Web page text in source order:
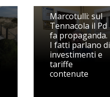
Marcotulli: sul
Tennacola il Pd
fa propaganda.
I fatti parlano di
investimenti e
tariffe
contenute